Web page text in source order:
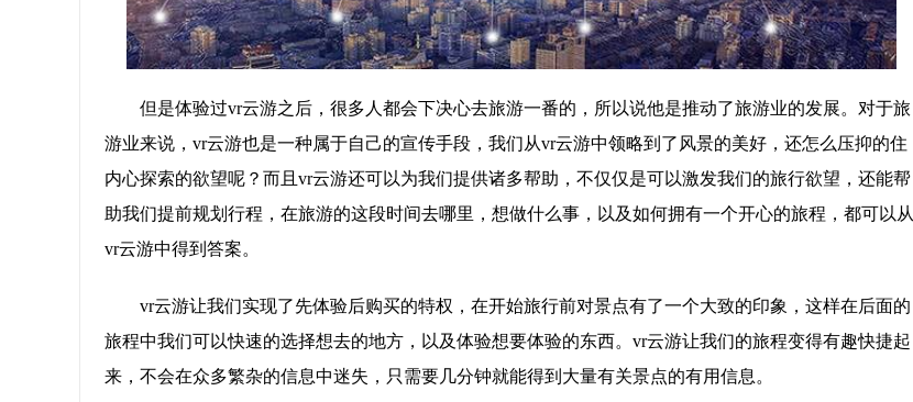
但是体验过vr云游之后，很多人都会下决心去旅游一番的，所以说他是推动了旅游业的发展。对于旅
游业来说，vr云游也是一种属于自己的宣传手段，我们从vr云游中领略到了风景的美好，还怎么压抑的住
内心探索的欲望呢？而且vr云游还可以为我们提供诸多帮助，不仅仅是可以激发我们的旅行欲望，还能帮
助我们提前规划行程，在旅游的这段时间去哪里，想做什么事，以及如何拥有一个开心的旅程，都可以从
vr云游中得到答案。
vr云游让我们实现了先体验后购买的特权，在开始旅行前对景点有了一个大致的印象，这样在后面的
旅程中我们可以快速的选择想去的地方，以及体验想要体验的东西。vr云游让我们的旅程变得有趣快捷起
来，不会在众多繁杂的信息中迷失，只需要几分钟就能得到大量有关景点的有用信息。